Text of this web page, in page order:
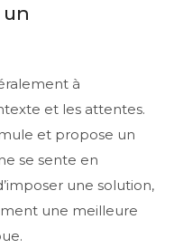
à
et les attentes.
et propose un
se sente en
une solution,
une meilleure